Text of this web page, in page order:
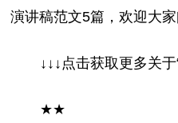
演讲稿范文5篇，欢迎大
↓↓↓点击获取更多关
★★